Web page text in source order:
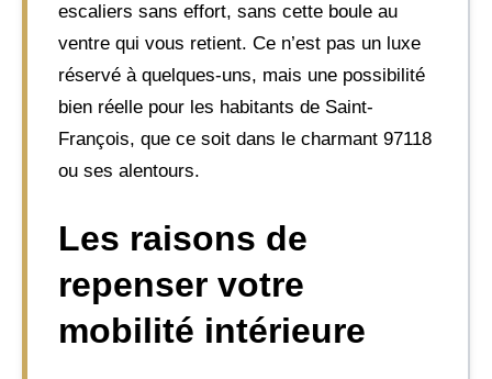
escaliers sans effort, sans cette boule au
ventre qui vous retient. Ce n’est pas un luxe
réservé à quelques-uns, mais une possibilité
bien réelle pour les habitants de Saint-
François, que ce soit dans le charmant 97118
ou ses alentours.
Les raisons de
repenser votre
mobilité intérieure